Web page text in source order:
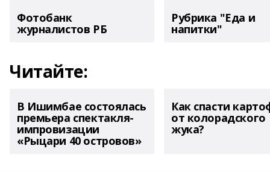
Фотобанк
журналистов РБ
Рубрика "Еда и
напитки"
Читайте:
В Ишимбае состоялась
премьера спектакля-
импровизации
«Рыцари 40 островов»
Как спасти
от колорадского
жука?